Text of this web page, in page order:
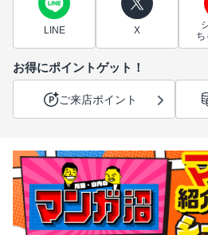
LINE X
ち
お得にポイントゲット！
ご来店ポイント